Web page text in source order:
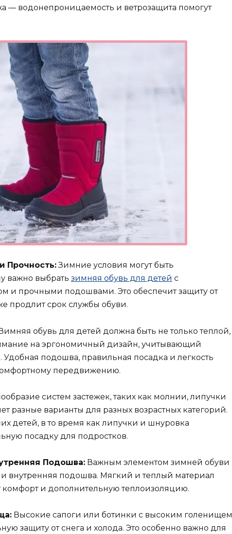
— водонепроницаемость и ветрозащита помогут
Прочность:Зимние условия могут быть
важно выбрать зимняя обувь для детей с
и прочными подошвами. Это обеспечит защиту от
продлит срок службы обуви.
обувь для детей должна быть не только теплой,
на эргономичный дизайн, учитывающий
Удобная подошва, правильная посадка и легкость
передвижению.
систем застежек, таких как молнии, липучки
разные варианты для разных возрастных категорий.
детей, в то время как липучки и шнуровка
посадку для подростков.
Подошва: Важным элементом зимней обуви
и внутренняя подошва. Мягкий и теплый материал
комфорт и дополнительную теплоизоляцию.
Высокие сапоги или ботинки с высоким голенищем
защиту от снега и холода. Это особенно важно для